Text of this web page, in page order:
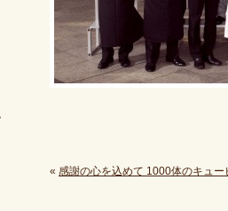
« 感謝の心を込めて 1000体のキュー